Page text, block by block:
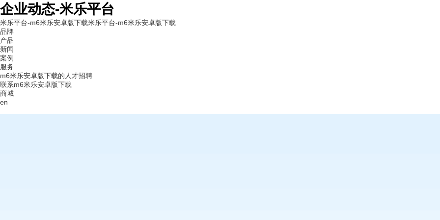
企业动态-米乐平台
米乐平台-m6米乐安卓版下载米乐平台-m6米乐安卓版下载
品牌
产品
新闻
案例
服务
m6米乐安卓版下载的人才招聘
联系m6米乐安卓版下载
商城
en